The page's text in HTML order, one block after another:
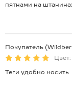
пятнами на
Покупатель
Цвет:
Теги удобно носить